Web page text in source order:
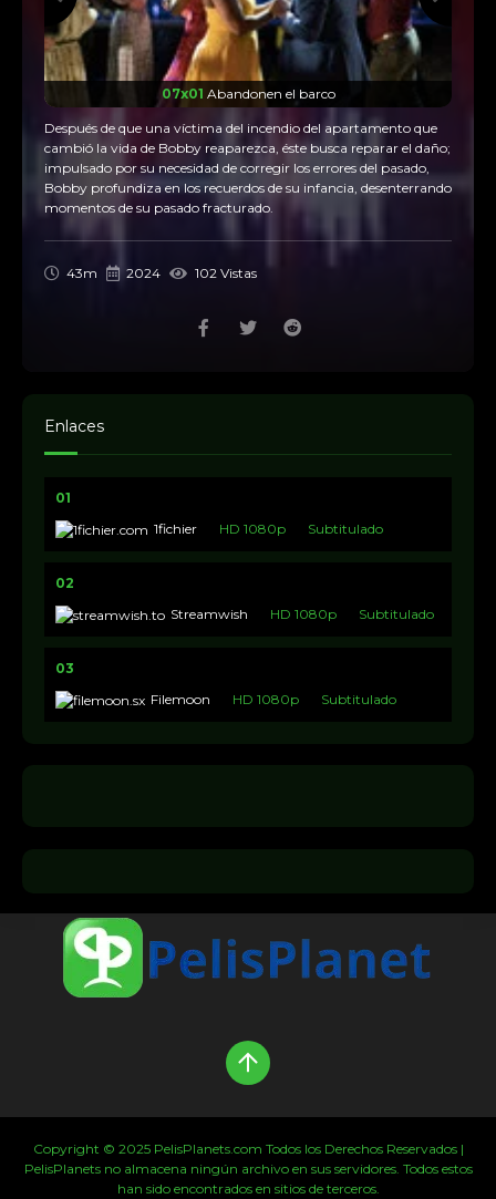
07x01 Abandonen el barco
Después de que una víctima del incendio del apartamento que
cambió la vida de Bobby reaparezca, éste busca reparar el daño;
impulsado por su necesidad de corregir los errores del pasado,
Bobby profundiza en los recuerdos de su infancia, desenterrando
momentos de su pasado fracturado.
43m 2024 102 Vistas
Enlaces
01
1fichier
HD 1080p Subtitulado
02
Streamwish
HD 1080p Subtitulado
03
Filemoon
HD 1080p Subtitulado
Copyright © 2025 PelisPlanets.com Todos los Derechos Reservados |
PelisPlanets no almacena ningún archivo en sus servidores. Todos estos
han sido encontrados en sitios de terceros.